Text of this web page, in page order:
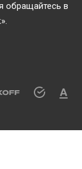
обращайтесь в